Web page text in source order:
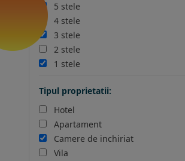
5 stele
4 stele
3 stele
2 stele
1 stele
Tipul proprietatii:
Hotel
Apartament
Camere de inchiriat
Vila